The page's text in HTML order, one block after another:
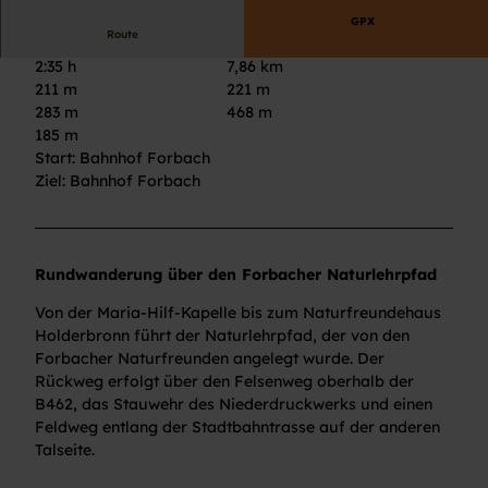
Route
GPX
2:35 h
7,86 km
211 m
221 m
283 m
468 m
185 m
Start: Bahnhof Forbach
Ziel: Bahnhof Forbach
Rundwanderung über den Forbacher Naturlehrpfad
Von der Maria-Hilf-Kapelle bis zum Naturfreundehaus
Holderbronn führt der Naturlehrpfad, der von den
Forbacher Naturfreunden angelegt wurde. Der
Rückweg erfolgt über den Felsenweg oberhalb der
B462, das Stauwehr des Niederdruckwerks und einen
Feldweg entlang der Stadtbahntrasse auf der anderen
Talseite.